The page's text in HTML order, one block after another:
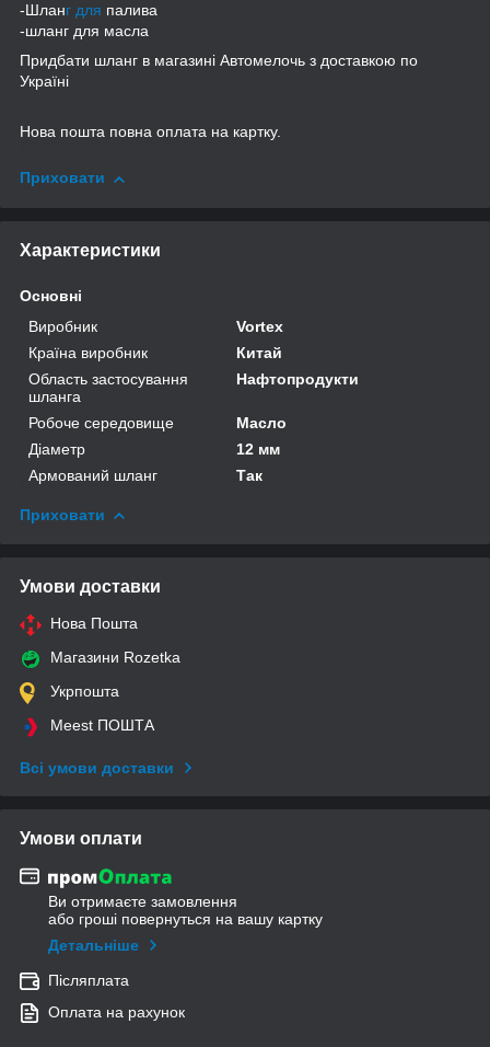
-Шланг для палива
-шланг для масла
Придбати шланг в магазині Автомелочь з доставкою по
Україні
Нова пошта повна оплата на картку.
Приховати
Характеристики
Основні
Виробник
Vortex
Країна виробник
Китай
Область застосування
шланга
Нафтопродукти
Робоче середовище
Масло
Діаметр
12 мм
Армований шланг
Так
Приховати
Умови доставки
Нова Пошта
Магазини Rozetka
Укрпошта
Meest ПОШТА
Всі умови доставки
Умови оплати
Ви отримаєте замовлення
або гроші повернуться на вашу картку
Детальніше
Післяплата
Оплата на рахунок